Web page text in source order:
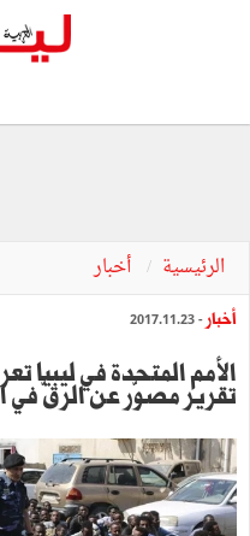
الرئيسية أخبار
أخبار - 2017.11.23
الأمم المتحدة في ليبيا
تقرير مصوّر عن الرقّ في